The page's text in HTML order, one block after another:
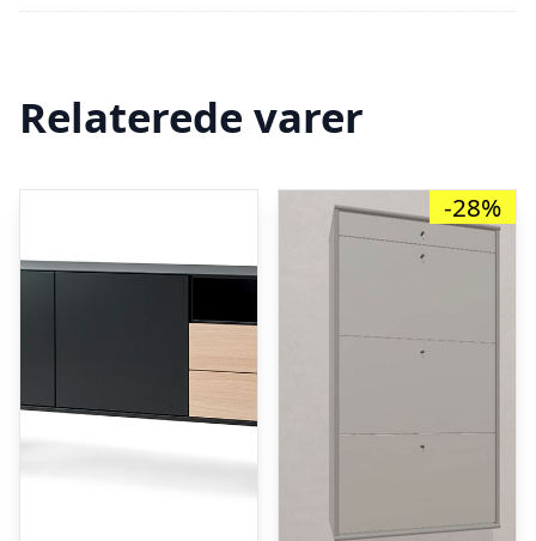
Relaterede varer
-28%